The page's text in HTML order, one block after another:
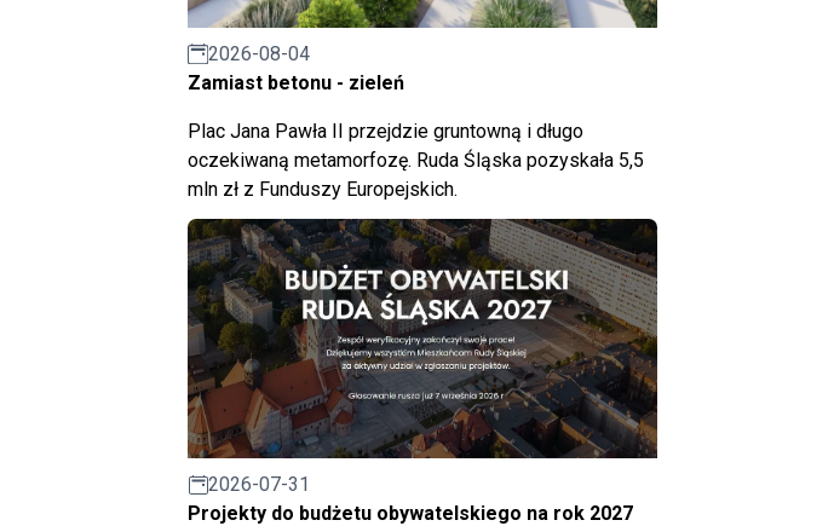
2026-08-04
Zamiast betonu - zieleń
Plac Jana Pawła II przejdzie gruntowną i długo
oczekiwaną metamorfozę. Ruda Śląska pozyskała 5,5
mln zł z Funduszy Europejskich.
2026-07-31
Projekty do budżetu obywatelskiego na rok 2027